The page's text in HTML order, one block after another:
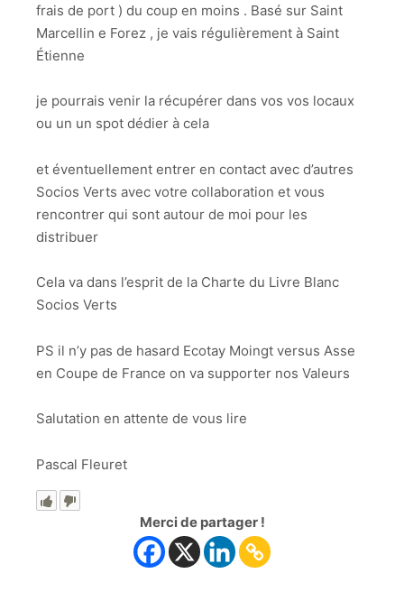
frais de port ) du coup en moins . Basé sur Saint
Marcellin e Forez , je vais régulièrement à Saint
Étienne
je pourrais venir la récupérer dans vos vos locaux
ou un un spot dédier à cela
et éventuellement entrer en contact avec d’autres
Socios Verts avec votre collaboration et vous
rencontrer qui sont autour de moi pour les
distribuer
Cela va dans l’esprit de la Charte du Livre Blanc
Socios Verts
PS il n’y pas de hasard Ecotay Moingt versus Asse
en Coupe de France on va supporter nos Valeurs
Salutation en attente de vous lire
Pascal Fleuret
Merci de partager !